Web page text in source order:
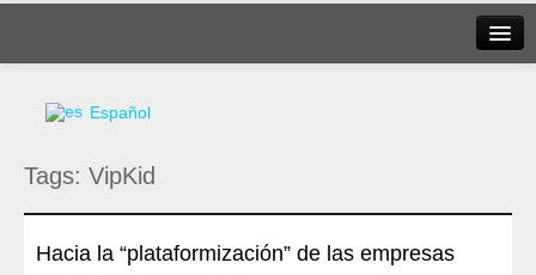
Areas
de experiencia
Organización, Trabajo y Salud
Español
Tags: VipKid
Hacia la “plataformización” de las empresas